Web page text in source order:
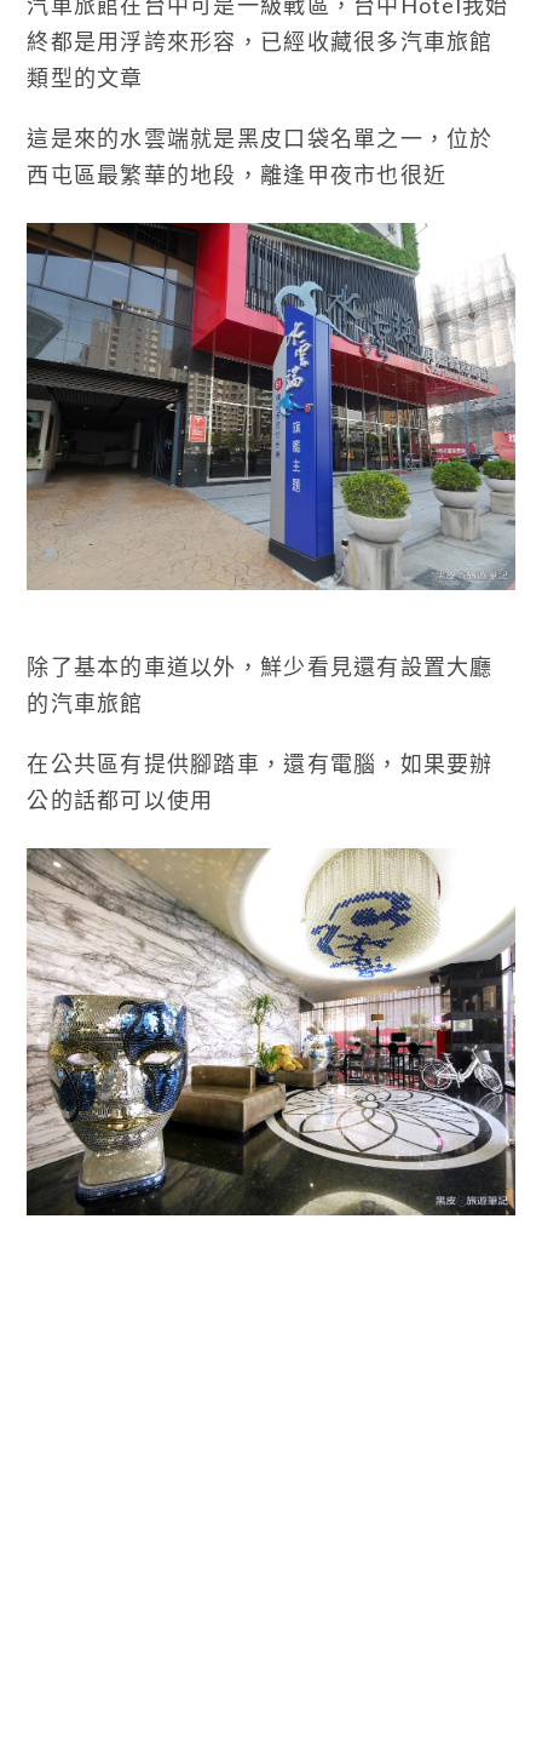
終都是用浮誇來形容，已經收藏很多汽車旅館
類型的文章
這是來的水雲端就是黑皮口袋名單之一，位於
西屯區最繁華的地段，離逢甲夜市也很近
除了基本的車道以外，鮮少看見還有設置大廳
的汽車旅館
在公共區有提供腳踏車，還有電腦，如果要辦
公的話都可以使用